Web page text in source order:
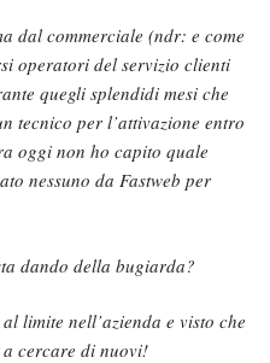
dal commerciale (ndr: e come
operatori del servizio clienti
quegli splendidi mesi che
tecnico per l’attivazione entro
oggi non ho capito quale
nessuno da Fastweb per
dando della bugiarda?
limite nell’azienda e visto che
cercare di nuovi!